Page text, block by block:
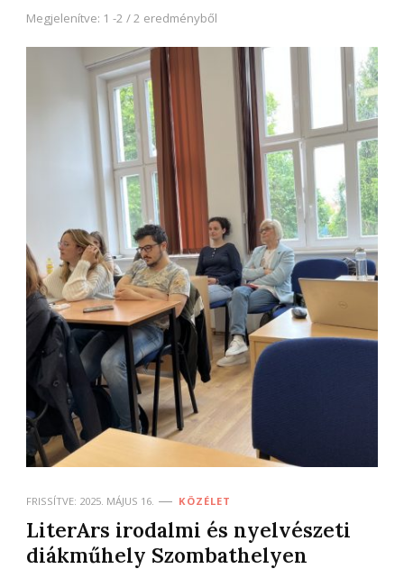
Megjelenítve: 1 -2 / 2 eredményből
FRISSÍTVE: 2025. MÁJUS 16. KÖZÉLET
LiterArs irodalmi és nyelvészeti
diákműhely Szombathelyen